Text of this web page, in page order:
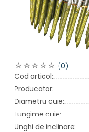
(0)
Cod articol:
Producator:
Diametru cuie:
Lungime cuie:
Unghi de inclinare: